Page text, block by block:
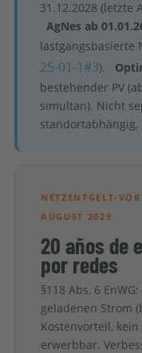
31.12.2028 (letzte
AgNes ab
lastgangsbasierte
25-01-1#3).
bestehender PV
simultan). Nicht
NETZENTGELT-
AUGUST 2029
20 años de
por redes
§118 Abs. 6
geladenen Strom
Kostenvorteil,
erwerbbar.